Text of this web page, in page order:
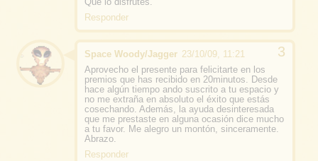
Responder
Space Woody/Jagger 23/10/09, 11:21
Aprovecho el presente para felicitarte en los
premios que has recibido en 20minutos. Desde
hace algún tiempo ando suscrito a tu espacio y
no me extraña en absoluto el éxito que estás
cosechando. Además, la ayuda desinteresada
que me prestaste en alguna ocasión dice mucho
a tu favor. Me alegro un montón, sinceramente.
Abrazo.
Responder